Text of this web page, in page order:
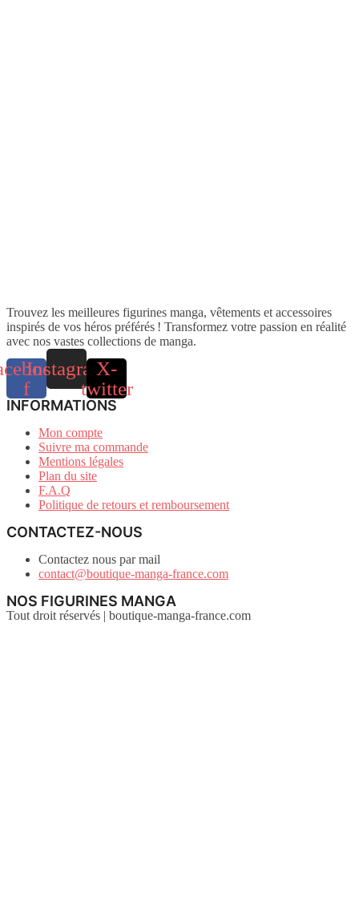
Trouvez les meilleures figurines manga, vêtements et accessoires
inspirés de vos héros préférés ! Transformez votre passion en réalité
avec nos vastes collections de manga.
f
InstagramX-
twitter
INFORMATIONS
Mon compte
Suivre ma commande
Mentions légales
Plan du site
F.A.Q
Politique de retours et remboursement
CONTACTEZ-NOUS
Contactez nous par mail
contact@boutique-manga-france.com
NOS FIGURINES MANGA
Tout droit réservés | boutique-manga-france.com